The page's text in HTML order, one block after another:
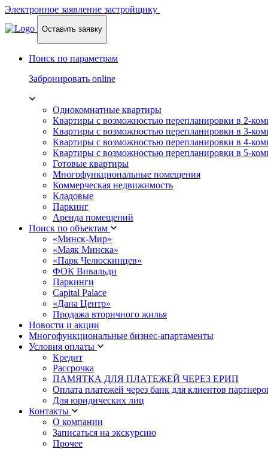
Электронное заявление застройщику
Оставить заявку
Поиск по параметрам
Забронировать online
Однокомнатные квартиры
Квартиры с возможностью перепланировки в 2-
Квартиры с возможностью перепланировки в 3-
Квартиры с возможностью перепланировки в 4-
Квартиры с возможностью перепланировки в 5-
Готовые квартиры
Многофункциональные помещения
Коммерческая недвижимость
Кладовые
Паркинг
Аренда помещений
Поиск по объектам
«Минск-Мир»
«Маяк Минска»
«Парк Челюскинцев»
ФОК Вивальди
Паркинги
Capital Palace
«Дана Центр»
Продажа вторичного жилья
Новости и акции
Многофункциональные бизнес-апартаменты
Условия оплаты
Кредит
Рассрочка
ПАМЯТКА ДЛЯ ПЛАТЕЖЕЙ ЧЕРЕЗ ЕРИП
Оплата платежей через банк для клиентов
Для юридических лиц
Контакты
О компании
Записаться на экскурсию
Прочее